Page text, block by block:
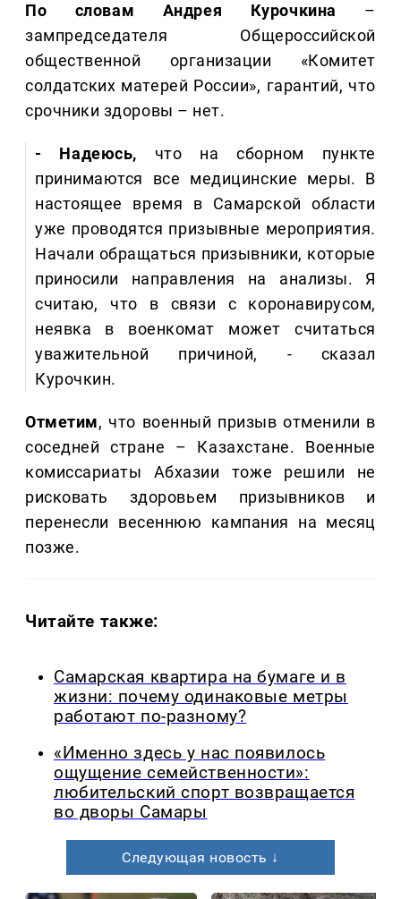
По словам Андрея Курочкина –
зампредседателя Общероссийской
общественной организации «Комитет
солдатских матерей России», гарантий, что
срочники здоровы – нет.
- Надеюсь, что на сборном пункте
принимаются все медицинские меры. В
настоящее время в Самарской области
уже проводятся призывные мероприятия.
Начали обращаться призывники, которые
приносили направления на анализы. Я
считаю, что в связи с коронавирусом,
неявка в военкомат может считаться
уважительной причиной, - сказал
Курочкин.
Отметим, что военный призыв отменили в
соседней стране – Казахстане. Военные
комиссариаты Абхазии тоже решили не
рисковать здоровьем призывников и
перенесли весеннюю кампания на месяц
позже.
Читайте также:
Самарская квартира на бумаге и в
жизни: почему одинаковые метры
работают по-разному?
«Именно здесь у нас появилось
ощущение семейственности»:
любительский спорт возвращается
во дворы Самары
Следующая новость ↓